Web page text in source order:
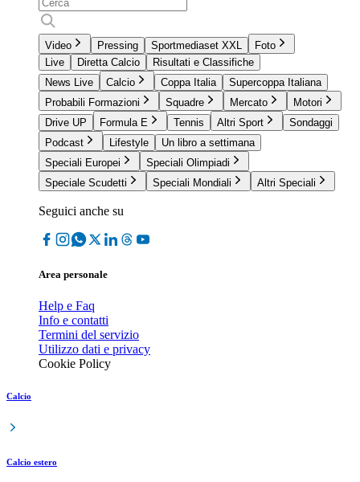
Video Pressing Sportmediaset XXL
Foto
Live
Diretta Calcio
Risultati e Classifiche
News Live
Calcio Coppa Italia
Supercoppa Italiana
Probabili Formazioni
Squadre Mercato
Motori
Drive UP
Formula E Tennis Altri Sport
Sondaggi
Podcast
Lifestyle
Un libro a settimana
Speciali Europei
Speciali Olimpiadi
Speciale Scudetti
Speciali Mondiali Altri Speciali
Seguici anche su
Area personale
Help e Faq
Info e contatti
Termini del servizio
Utilizzo dati e privacy
Cookie Policy
Calcio
Calcio estero